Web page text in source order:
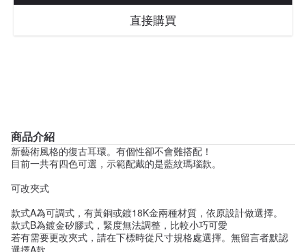
直接購買
商品介紹
新藝術風格的復古耳環。有個性卻不會難搭配！
目前一共有四色可選，示範配戴的是藍紋瑪瑙款。
可改夾式
款式A為可調式，有黃銅或鍍18K金兩種材質，依原設計做選擇。
款式B為鍍金矽膠式，緊度無法調整，比較小巧可愛
若有需要更改夾式，請在下標時從尺寸規格處選擇。無留言者默認
選擇A款。